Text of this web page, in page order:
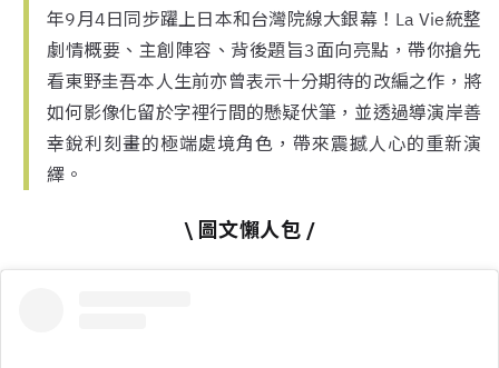
年9月4日同步躍上日本和台灣院線大銀幕！La Vie統整
劇情概要、主創陣容、背後題旨3面向亮點，帶你搶先
看東野圭吾本人生前亦曾表示十分期待的改編之作，將
如何影像化留於字裡行間的懸疑伏筆，並透過導演岸善
幸銳利刻畫的極端處境角色，帶來震撼人心的重新演
繹。
\ 圖文懶人包 /